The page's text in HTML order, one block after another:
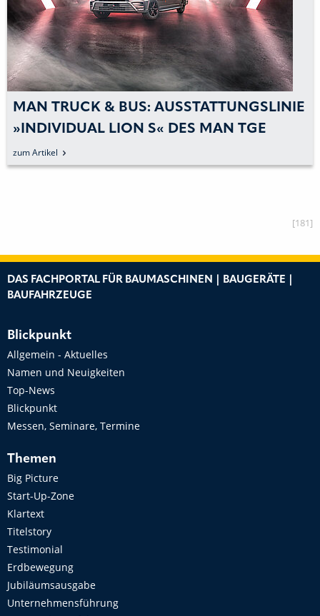
MAN TRUCK & BUS: AUSSTATTUNGSLINIE
»INDIVIDUAL LION S« DES MAN TGE
ENTSTEHT AM NEUEN
PRODUKTIONSSTANDORT
zum Artikel
[181]
DAS FACHPORTAL FÜR BAUMASCHINEN | BAUGERÄTE |
BAUFAHRZEUGE
Blickpunkt
Allgemein - Aktuelles
Namen und Neuigkeiten
Top-News
Blickpunkt
Messen, Seminare, Termine
Themen
Big Picture
Start-Up-Zone
Klartext
Titelstory
Testimonial
Erdbewegung
Jubiläumsausgabe
Unternehmensführung